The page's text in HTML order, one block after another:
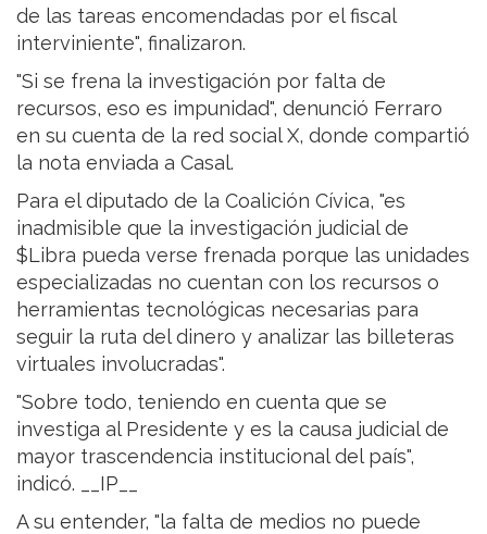
de las tareas encomendadas por el fiscal
interviniente", finalizaron.
"Si se frena la investigación por falta de
recursos, eso es impunidad", denunció Ferraro
en su cuenta de la red social X, donde compartió
la nota enviada a Casal.
Para el diputado de la Coalición Cívica, "es
inadmisible que la investigación judicial de
$Libra pueda verse frenada porque las unidades
especializadas no cuentan con los recursos o
herramientas tecnológicas necesarias para
seguir la ruta del dinero y analizar las billeteras
virtuales involucradas".
"Sobre todo, teniendo en cuenta que se
investiga al Presidente y es la causa judicial de
mayor trascendencia institucional del país",
indicó. __IP__
A su entender, "la falta de medios no puede